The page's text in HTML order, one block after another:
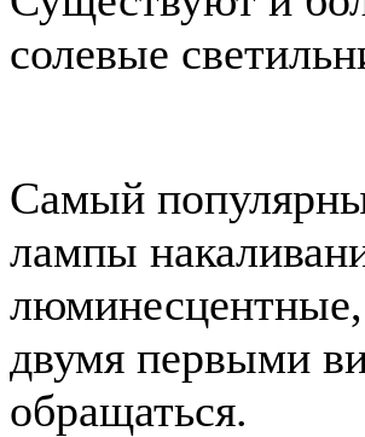
солевые
Самый
лампы
двумя первыми
обращаться.